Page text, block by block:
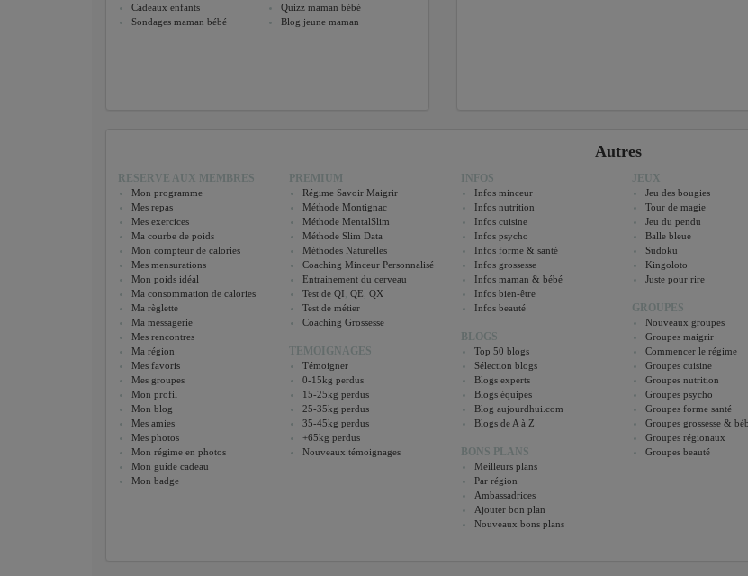
Cadeaux enfants
Quizz maman bébé
Sondages maman bébé
Blog jeune maman
Autres
RESERVE AUX MEMBRES
Mon programme
Mes repas
Mes exercices
Ma courbe de poids
Mon compteur de calories
Mes mensurations
Mon poids idéal
Ma consommation de calories
Ma règlette
Ma messagerie
Mes rencontres
Ma région
Mes favoris
Mes groupes
Mon profil
Mon blog
Mes amies
Mes photos
Mon régime en photos
Mon guide cadeau
Mon badge
PREMIUM
Régime Savoir Maigrir
Méthode Montignac
Méthode MentalSlim
Méthode Slim Data
Méthodes Naturelles
Coaching Minceur Personnalisé
Entrainement du cerveau
Test de QI ,QE ,QX
Test de métier
Coaching Grossesse
TEMOIGNAGES
Témoigner
0-15kg perdus
15-25kg perdus
25-35kg perdus
35-45kg perdus
+65kg perdus
Nouveaux témoignages
INFOS
Infos minceur
Infos nutrition
Infos cuisine
Infos psycho
Infos forme & santé
Infos grossesse
Infos maman & bébé
Infos bien-être
Infos beauté
BLOGS
Top 50 blogs
Sélection blogs
Blogs experts
Blogs équipes
Blog aujourdhui.com
Blogs de A à Z
BONS PLANS
Meilleurs plans
Par région
Ambassadrices
Ajouter bon plan
Nouveaux bons plans
JEUX
Jeu des bougies
Tour de magie
Jeu du pendu
Balle bleue
Sudoku
Kingoloto
Juste pour rire
GROUPES
Nouveaux groupes
Groupes maigrir
Commencer le régime
Groupes cuisine
Groupes nutrition
Groupes psycho
Groupes forme santé
Groupes grossesse &
Groupes régionaux
Groupes beauté